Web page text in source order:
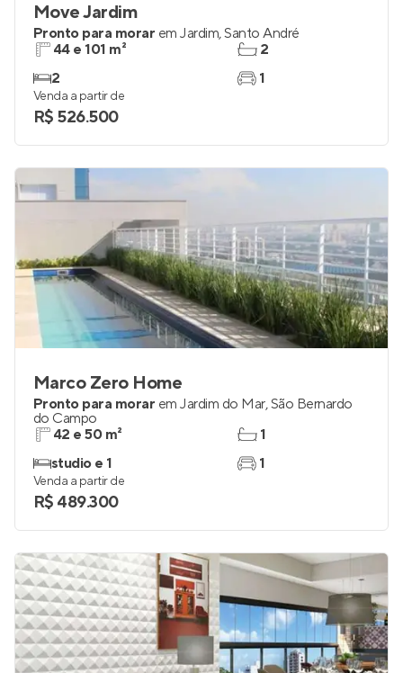
Move Jardim
Pronto para morar em Jardim,Santo André
44 e 101 m²
2
2
1
Venda a partir de
R$ 526.500
Marco Zero Home
Pronto para morar em Jardim do Mar,São Bernardo
do Campo
42 e 50 m²
studio e 1
1
1
Venda a partir de
R$ 489.300